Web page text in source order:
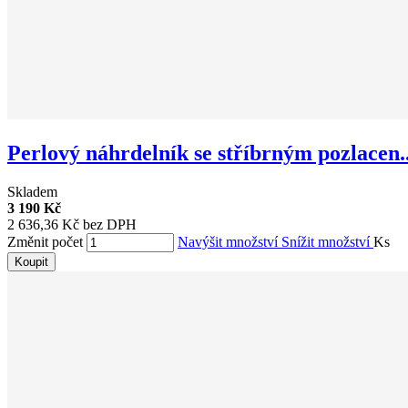
Perlový náhrdelník se stříbrným
Skladem
3 190 Kč
2 636,36 Kč bez DPH
Změnit počet
Navýšit množství Snížit množstvíKs
Koupit